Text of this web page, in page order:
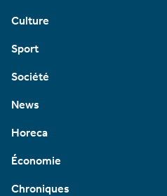
Culture
Sport
Société
News
Horeca
Économie
Chroniques